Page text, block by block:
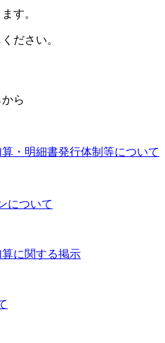
す。
ださい。
ら
・明細書発行体制等について
について
に関する掲示